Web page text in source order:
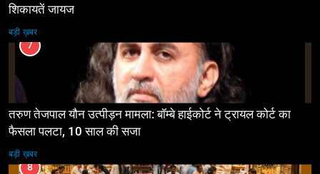
शिकायतें जायज
बड़ी ख़बर
7
तरुण तेजपाल यौन उत्पीड़न मामला: बॉम्बे हाईकोर्ट ने ट्रायल कोर्ट का
फैसला पलटा, 10 साल की सजा
बड़ी ख़बर
8